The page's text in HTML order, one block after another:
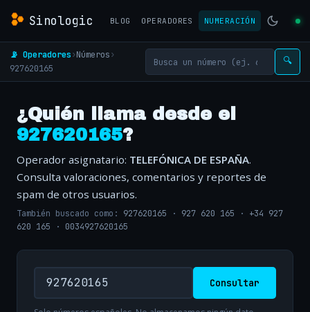
Sinologic BLOG OPERADORES NUMERACIÓN
📡 Operadores›Números›
927620165
🔍
¿Quién llama desde el
927620165?
Operador asignatario: TELEFÓNICA DE ESPAÑA.
Consulta valoraciones, comentarios y reportes de
spam de otros usuarios.
También buscado como: 927620165 · 927 620 165 · +34 927
620 165 · 0034927620165
Consultar